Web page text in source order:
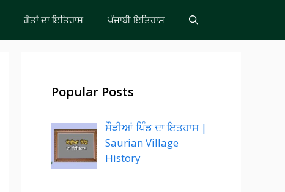
ਗੋਤਾਂ ਦਾ ਇਤਿਹਾਸ ਪੰਜਾਬੀ ਇਤਿਹਾਸ
Popular Posts
ਸੌੜੀਆਂ ਪਿੰਡ ਦਾ ਇਤਹਾਸ |
Saurian Village
History